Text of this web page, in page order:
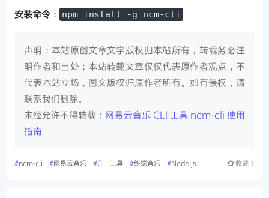
安装命令 ： npm install -g ncm-cli
声明：本站原创文章文字版权归本站所有，转载务必注
明作者和出处；本站转载文章仅仅代表原作者观点，不
代表本站立场，图文版权归原作者所有。如有侵权，请
联系我们删除。
未经允许不得转载： 网易云音乐 CLI 工具 ncm-cli 使用
指南
#ncm-cli #网易云音乐 #CLI 工具 #终端音乐 #Node.js 收藏 1